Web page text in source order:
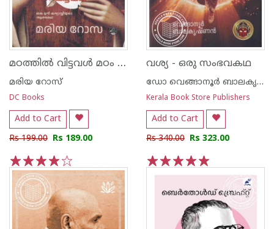
മഠത്തിൽ വിട്ടവൾ മഠം വിട്ടവൾ
മരിയ റോസ്
DC Books
Add to Cart
Rs 199.00 Rs 189.00
5
4
3
2
1
വശ്യ - ഒരു സംഭവകഥ
ഡോ വെങ്ങാനൂര്‍ ബാലകൃഷ്ണന്‍
Kerala Book Store Publishers
Add to Cart
Rs 340.00 Rs 323.00
5
4
3
2